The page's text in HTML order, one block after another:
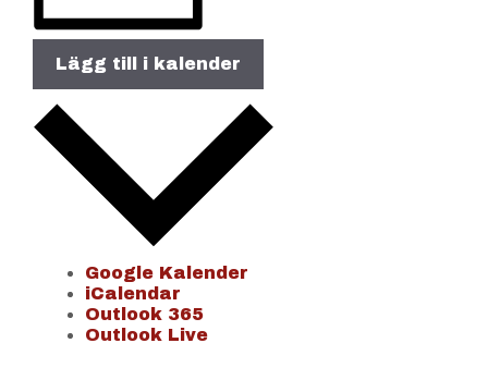
Lägg till i kalender
Google Kalender
iCalendar
Outlook 365
Outlook Live